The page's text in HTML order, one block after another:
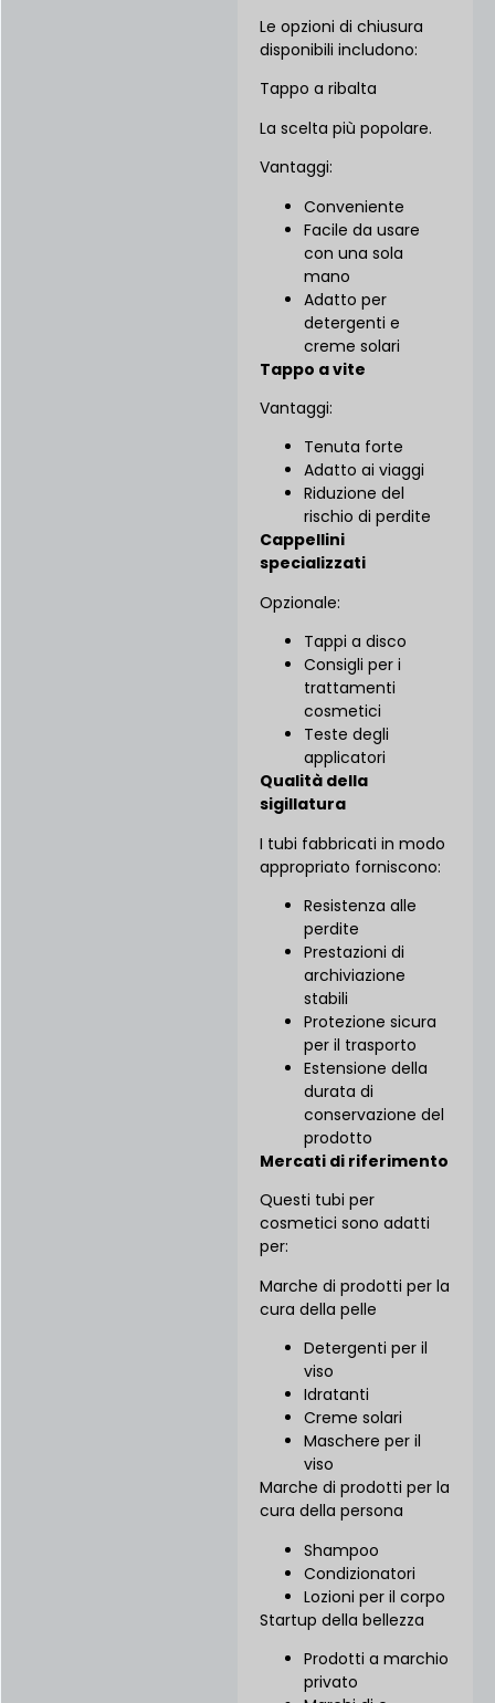
Le opzioni di chiusura
disponibili includono:
Tappo a ribalta
La scelta più popolare.
Vantaggi:
Conveniente
Facile da usare
con una sola
mano
Adatto per
detergenti e
creme solari
Tappo a vite
Vantaggi:
Tenuta forte
Adatto ai viaggi
Riduzione del
rischio di perdite
Cappellini
specializzati
Opzionale:
Tappi a disco
Consigli per i
trattamenti
cosmetici
Teste degli
applicatori
Qualità della
sigillatura
I tubi fabbricati in modo
appropriato forniscono:
Resistenza alle
perdite
Prestazioni di
archiviazione
stabili
Protezione sicura
per il trasporto
Estensione della
durata di
conservazione del
prodotto
Mercati di riferimento
Questi tubi per
cosmetici sono adatti
per:
Marche di prodotti per la
cura della pelle
Detergenti per il
viso
Idratanti
Creme solari
Maschere per il
viso
Marche di prodotti per la
cura della persona
Shampoo
Condizionatori
Lozioni per il corpo
Startup della bellezza
Prodotti a marchio
privato